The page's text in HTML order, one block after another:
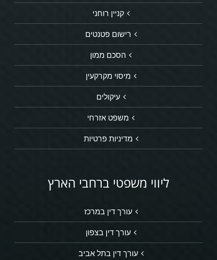
קניין רוחני
רישום פטנטים
הסכם ממון
מיסוי מקרקעין
עיקולים
משפט אזרחי
מדיניות פרטיות
ליווי משפטי ברחבי הארץ
עורך דין במרכז
עורך דין בצפון
עורך דין בתל אביב